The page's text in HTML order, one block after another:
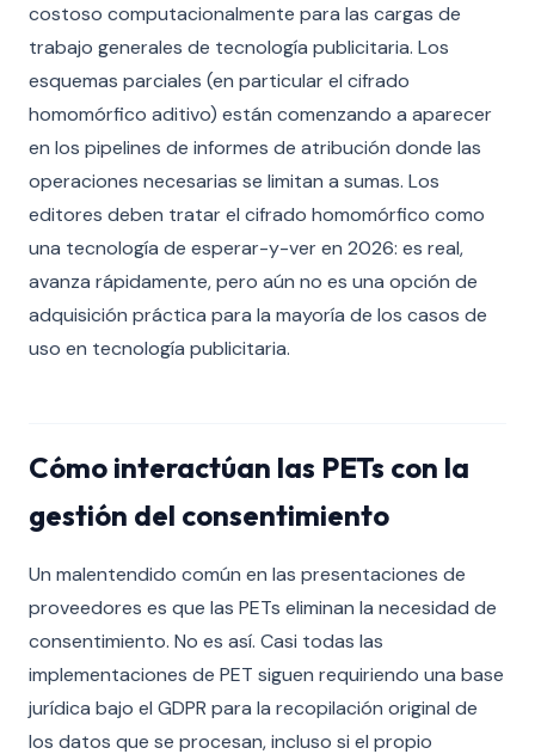
costoso computacionalmente para las cargas de
trabajo generales de tecnología publicitaria. Los
esquemas parciales (en particular el cifrado
homomórfico aditivo) están comenzando a aparecer
en los pipelines de informes de atribución donde las
operaciones necesarias se limitan a sumas. Los
editores deben tratar el cifrado homomórfico como
una tecnología de esperar-y-ver en 2026: es real,
avanza rápidamente, pero aún no es una opción de
adquisición práctica para la mayoría de los casos de
uso en tecnología publicitaria.
Cómo interactúan las PETs con la
gestión del consentimiento
Un malentendido común en las presentaciones de
proveedores es que las PETs eliminan la necesidad de
consentimiento. No es así. Casi todas las
implementaciones de PET siguen requiriendo una base
jurídica bajo el GDPR para la recopilación original de
los datos que se procesan, incluso si el propio